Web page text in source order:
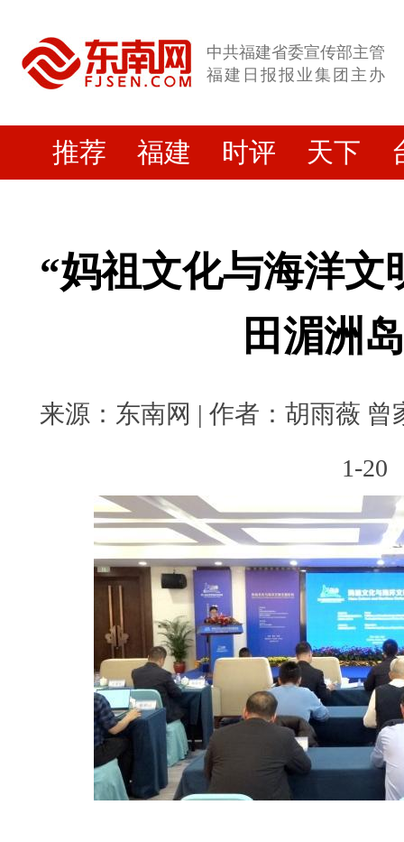
中共福建省委宣传部主管
福建日报报业集团主办
推荐 福建 时评 天下
“妈祖文化与海洋文
田湄洲
来源：东南网 | 作者：胡雨薇 曾
1-20